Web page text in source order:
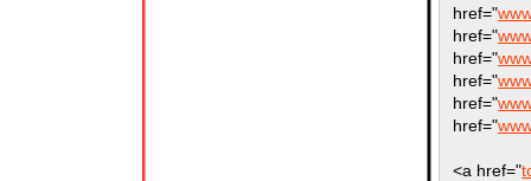
href="
href="
href="
href="
href="
href="
<a href="